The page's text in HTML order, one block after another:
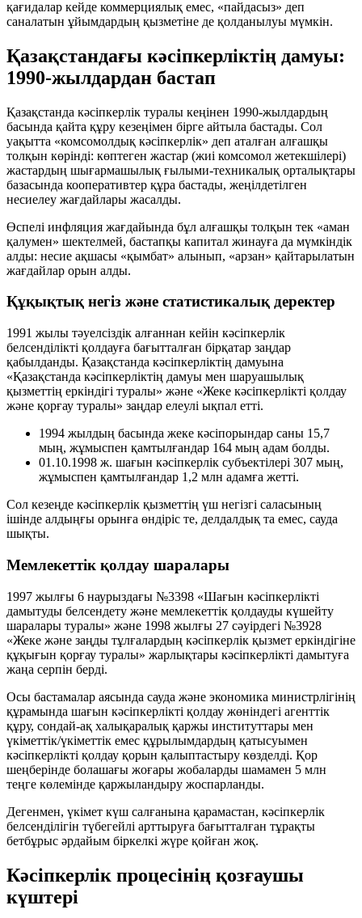
қағидалар кейде коммерциялық емес, «пайдасыз» деп
саналатын ұйымдардың қызметіне де қолданылуы мүмкін.
Қазақстандағы кәсіпкерліктің дамуы:
1990-жылдардан бастап
Қазақстанда кәсіпкерлік туралы кеңінен 1990-жылдардың
басында қайта құру кезеңімен бірге айтыла бастады. Сол
уақытта «комсомолдық кәсіпкерлік» деп аталған алғашқы
толқын көрінді: көптеген жастар (жиі комсомол жетекшілері)
жастардың шығармашылық ғылыми-техникалық орталықтары
базасында кооперативтер құра бастады, жеңілдетілген
несиелеу жағдайлары жасалды.
Өспелі инфляция жағдайында бұл алғашқы толқын тек «аман
қалумен» шектелмей, бастапқы капитал жинауға да мүмкіндік
алды: несие ақшасы «қымбат» алынып, «арзан» қайтарылатын
жағдайлар орын алды.
Құқықтық негіз және статистикалық деректер
1991 жылы тәуелсіздік алғаннан кейін кәсіпкерлік
белсенділікті қолдауға бағытталған бірқатар заңдар
қабылданды. Қазақстанда кәсіпкерліктің дамуына
«Қазақстанда кәсіпкерліктің дамуы мен шаруашылық
қызметтің еркіндігі туралы» және «Жеке кәсіпкерлікті қолдау
және қорғау туралы» заңдар елеулі ықпал етті.
1994 жылдың басында жеке кәсіпорындар саны 15,7
мың, жұмыспен қамтылғандар 164 мың адам болды.
01.10.1998 ж. шағын кәсіпкерлік субъектілері 307 мың,
жұмыспен қамтылғандар 1,2 млн адамға жетті.
Сол кезеңде кәсіпкерлік қызметтің үш негізгі саласының
ішінде алдыңғы орынға өндіріс те, делдалдық та емес, сауда
шықты.
Мемлекеттік қолдау шаралары
1997 жылғы 6 наурыздағы №3398 «Шағын кәсіпкерлікті
дамытуды белсендету және мемлекеттік қолдауды күшейту
шаралары туралы» және 1998 жылғы 27 сәуірдегі №3928
«Жеке және заңды тұлғалардың кәсіпкерлік қызмет еркіндігіне
құқығын қорғау туралы» жарлықтары кәсіпкерлікті дамытуға
жаңа серпін берді.
Осы бастамалар аясында сауда және экономика министрлігінің
құрамында шағын кәсіпкерлікті қолдау жөніндегі агенттік
құру, сондай-ақ халықаралық қаржы институттары мен
үкіметтік/үкіметтік емес құрылымдардың қатысуымен
кәсіпкерлікті қолдау қорын қалыптастыру көзделді. Қор
шеңберінде болашағы жоғары жобаларды шамамен 5 млн
теңге көлемінде қаржыландыру жоспарланды.
Дегенмен, үкімет күш салғанына қарамастан, кәсіпкерлік
белсенділігін түбегейлі арттыруға бағытталған тұрақты
бетбұрыс әрдайым біркелкі жүре қойған жоқ.
Кәсіпкерлік процесінің қозғаушы
күштері